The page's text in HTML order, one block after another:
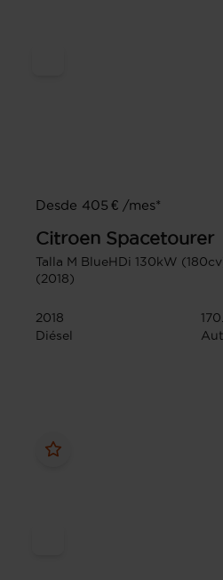
Desde 405 € /mes*
Citroen Spacetourer
Talla M BlueHDi 130kW
(2018)
2018
Diésel